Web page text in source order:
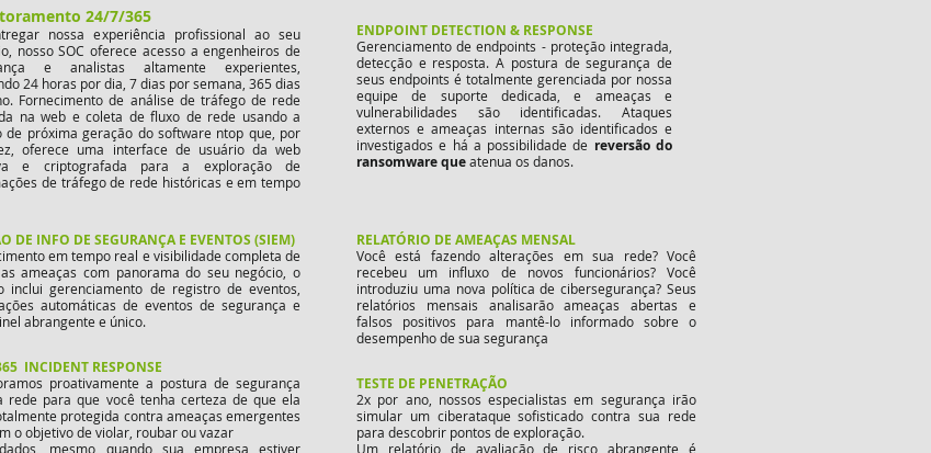
24/7/365
nossa experiência profissional ao seu
nosso SOC oferece acesso a engenheiros de
e analistas altamente experientes,
24 horas por dia, 7 dias por semana, 365 dias
Fornecimento de análise de tráfego de rede
na web e coleta de fluxo de rede usando a
de próxima geração do software ntop que, por
oferece uma interface de usuário da web
e criptografada para a exploração de
de tráfego de rede históricas e em tempo
DE INFO DE SEGURANÇA E EVENTOS (SIEM)
em tempo real e visibilidade completa de
ameaças com panorama do seu negócio, o
inclui gerenciamento de registro de eventos,
automáticas de eventos de segurança e
abrangente e único.
INCIDENT RESPONSE
proativamente a postura de segurança
rede para que você tenha certeza de que ela
protegida contra ameaças emergentes
o objetivo de violar, roubar ou vazar
mesmo quando sua empresa estiver
ENDPOINT DETECTION & RESPONSE
Gerenciamento de endpoints - proteção integrada,
detecção e resposta. A postura de segurança de
seus endpoints é totalmente gerenciada por nossa
equipe de suporte dedicada, e ameaças e
vulnerabilidades são identificadas. Ataques
externos e ameaças internas são identificados e
investigados e há a possibilidade de reversão do
ransomware queatenua os danos.
RELATÓRIO DE AMEAÇAS MENSAL
Você está fazendo alterações em sua rede? Você
recebeu um influxo de novos funcionários? Você
introduziu uma nova política de cibersegurança? Seus
relatórios mensais analisarão ameaças abertas e
falsos positivos para mantê-lo informado sobre o
desempenho de sua segurança
TESTE DE PENETRAÇÃO
2x por ano, nossos especialistas em segurança irão
simular um ciberataque sofisticado contra sua rede
para descobrir pontos de exploração.
Um relatório de avaliação de risco abrangente é